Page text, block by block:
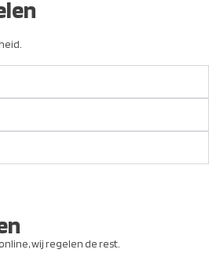
wij regelen de rest.